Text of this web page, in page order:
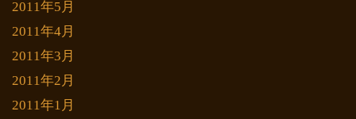
2011年5月
2011年4月
2011年3月
2011年2月
2011年1月